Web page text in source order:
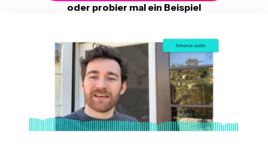
oder probier mal ein Beispiel